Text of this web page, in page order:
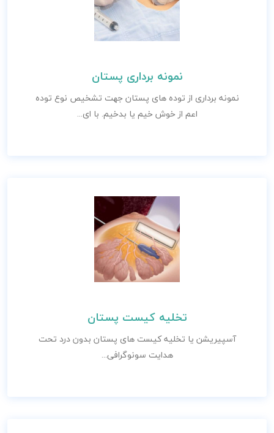
نمونه برداری پستان
نمونه برداری از توده های پستان جهت تشخیص نوع توده
اعم از خوش خیم یا بدخیم. با ای...
تخلیه کیست پستان
آسپیریشن یا تخلیه کیست های پستان بدون درد تحت
هدایت سونوگرافی...